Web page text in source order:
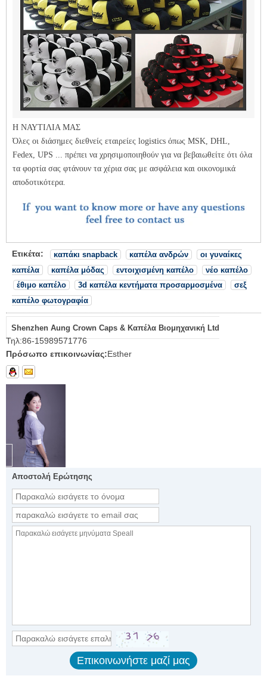
Η ΝΑΥΤΙΛΙΑ ΜΑΣ
Όλες οι διάσημες διεθνείς εταιρείες logistics όπως MSK, DHL,
Fedex, UPS ... πρέπει να χρησιμοποιηθούν για να βεβαιωθείτε ότι όλα
τα φορτία σας φτάνουν τα χέρια σας με ασφάλεια και οικονομικά
αποδοτικότερα.
Ετικέτα: καπάκι snapback καπέλα ανδρών
οι γυναίκες
καπέλα
καπέλα μόδας εντοιχισμένη καπέλο
νέο καπέλο
έθιμο καπέλο
3d καπέλα κεντήματα προσαρμοσμένα
σεξ
καπέλο φωτογραφία
Shenzhen Aung Crown Caps & Καπέλα Βιομηχανική Ltd
Τηλ:86-15989571776
Πρόσωπο επικοινωνίας:Esther
Αποστολή Ερώτησης